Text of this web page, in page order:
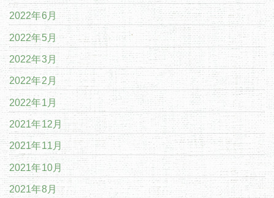
2022年6月
2022年5月
2022年3月
2022年2月
2022年1月
2021年12月
2021年11月
2021年10月
2021年8月